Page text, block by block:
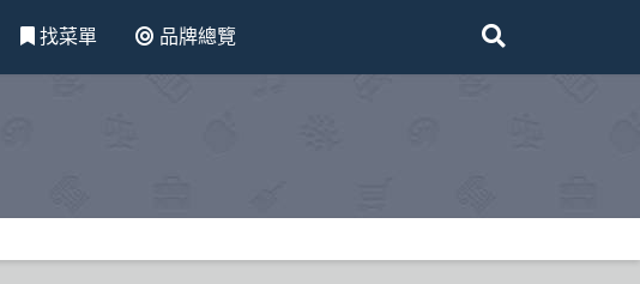
找菜單 品牌總覽